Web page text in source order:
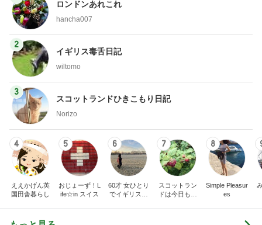
ロンドンあれこれ
hancha007
2
イギリス毒舌日記
wiltomo
3
スコットランドひきこもり日記
Norizo
4
ええかげん英
国田舎暮らし
5
おじょーず！L
ife☆in スイス
6
60才 女ひとり
でイギリスに
7
スコットラン
ドは今日も曇
8
Simple Pleasur
es